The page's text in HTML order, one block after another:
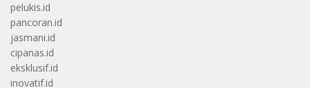
pelukis.id
pancoran.id
jasmani.id
cipanas.id
eksklusif.id
inovatif.id